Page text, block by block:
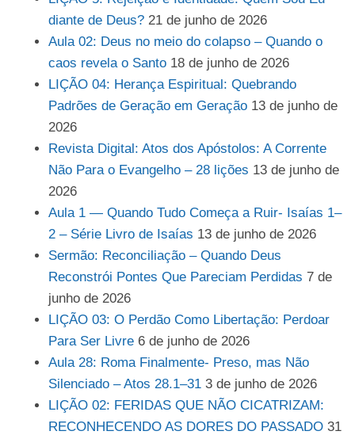
diante de Deus? 21 de junho de 2026
Aula 02: Deus no meio do colapso – Quando o
caos revela o Santo 18 de junho de 2026
LIÇÃO 04: Herança Espiritual: Quebrando
Padrões de Geração em Geração 13 de junho de
2026
Revista Digital: Atos dos Apóstolos: A Corrente
Não Para o Evangelho – 28 lições 13 de junho de
2026
Aula 1 — Quando Tudo Começa a Ruir- Isaías 1–
2 – Série Livro de Isaías 13 de junho de 2026
Sermão: Reconciliação – Quando Deus
Reconstrói Pontes Que Pareciam Perdidas 7 de
junho de 2026
LIÇÃO 03: O Perdão Como Libertação: Perdoar
Para Ser Livre 6 de junho de 2026
Aula 28: Roma Finalmente- Preso, mas Não
Silenciado – Atos 28.1–31 3 de junho de 2026
LIÇÃO 02: FERIDAS QUE NÃO CICATRIZAM:
RECONHECENDO AS DORES DO PASSADO 31